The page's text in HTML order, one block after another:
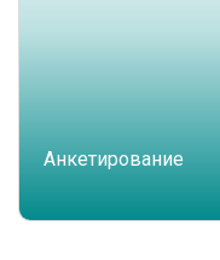
Анкетирование